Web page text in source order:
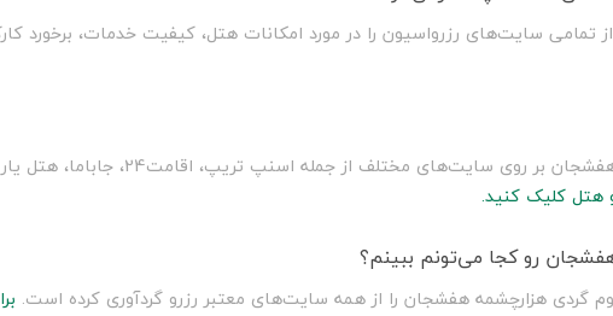
تمامی سایت‌های رزرواسیون را در مورد امکانات هتل، کیفیت خدمات، برخورد
سلطان سفر با مقایسه قیمت اقامتگاه بوم گردی
هتل کلیک کنید.
رو کجا می‌تونم ببینم؟
گردی هزارچشمه هفشجان را از همه سایت‌های معتبر رزرو گردآوری کرده است.